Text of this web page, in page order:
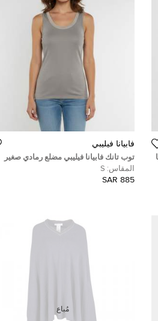
فابيانا فيليبي
توب تانك فابيانا فيليبي مضلع رمادي صغير
المقاس: S
885 SAR
مُباع